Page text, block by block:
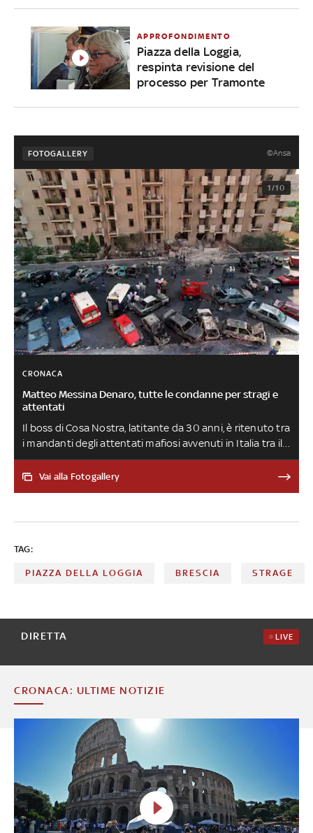
APPROFONDIMENTO
Piazza della Loggia,
respinta revisione del
processo per Tramonte
FOTOGALLERY ©Ansa
1/10
CRONACA
Matteo Messina Denaro, tutte le condanne per stragi e
attentati
Il boss di Cosa Nostra, latitante da 30 anni, è ritenuto tra
i mandanti degli attentati mafiosi avvenuti in Italia tra il
1992 e il 1993. È stato condannato per la strage di
Capaci e per quella di via D'Amelio e per gli eccidi del
Giuseppe Di Matteo nel 1996
Vai alla Fotogallery
TAG:
PIAZZA DELLA LOGGIA BRESCIA STRAGE
DIRETTA LIVE
CRONACA: ULTIME NOTIZIE